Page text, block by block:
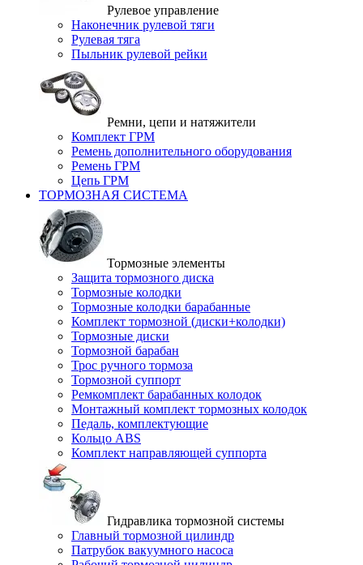
Рулевое управление
Наконечник рулевой тяги
Рулевая тяга
Пыльник рулевой рейки
Ремни, цепи и натяжители
Комплект ГРМ
Ремень дополнительного оборудования
Ремень ГРМ
Цепь ГРМ
ТОРМОЗНАЯ СИСТЕМА
Тормозные элементы
Защита тормозного диска
Тормозные колодки
Тормозные колодки барабанные
Комплект тормозной (диски+колодки)
Тормозные диски
Тормозной барабан
Трос ручного тормоза
Тормозной суппорт
Ремкомплект барабанных колодок
Монтажный комплект тормозных колодок
Педаль, комплектующие
Кольцо ABS
Комплект направляющей суппорта
Гидравлика тормозной системы
Главный тормозной цилиндр
Патрубок вакуумного насоса